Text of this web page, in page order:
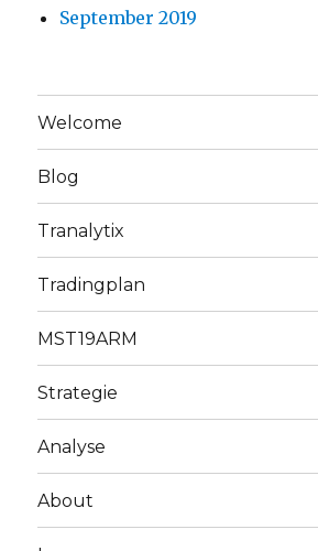
September 2019
Welcome
Blog
Tranalytix
Tradingplan
MST19ARM
Strategie
Analyse
About